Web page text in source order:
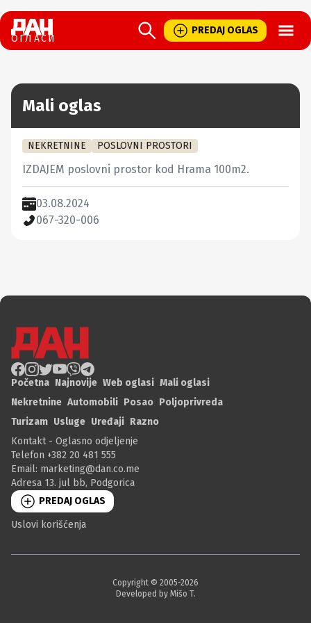
ОГЛАСИ
PREDAJ OGLAS
Mali oglas
NEKRETNINE POSLOVNI PROSTORI
IZDAJEM poslovni prostor kod Hrama 100m2.
03.08.2024
067-320-006
Početna Najnovije Web oglasi Mali oglasi
Nekretnine Automobili Posao Poljoprivreda
Turizam Usluge Uređaji Razno
Kontakt - Oglasno odjeljenje
Telefon +382 20 481 555
Email: marketing@dan.co.me
Adresa 13. jul bb, Podgorica
PREDAJ OGLAS
Uslovi korišćenja
Copyright © 2005-2026
Developed by Mišo T.